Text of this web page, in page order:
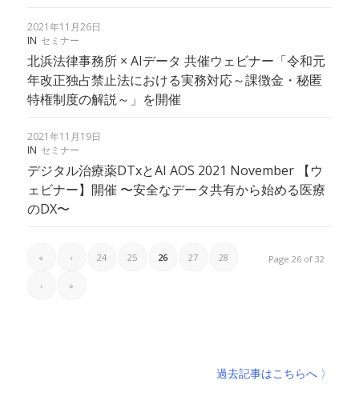
2021年11月26日
IN セミナー
北浜法律事務所 × AIデータ 共催ウェビナー「令和元
年改正独占禁止法における実務対応～課徴金・秘匿
特権制度の解説～」を開催
2021年11月19日
IN セミナー
デジタル治療薬DTxとAI AOS 2021 November 【ウ
ェビナー】開催 〜安全なデータ共有から始める医療
のDX〜
Page 26 of 32
« ‹ 24 25 26 27 28
› »
過去記事はこちらへ 〉